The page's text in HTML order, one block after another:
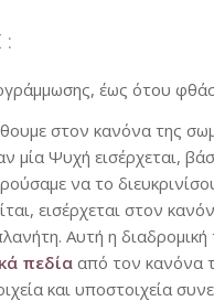
:
έως ότου
στον κανόνα της
μία Ψυχή εισέρχεται,
να το
εισέρχεται στον
Αυτή η
πεδίααπό τον κανόνα
και υποστοιχεία